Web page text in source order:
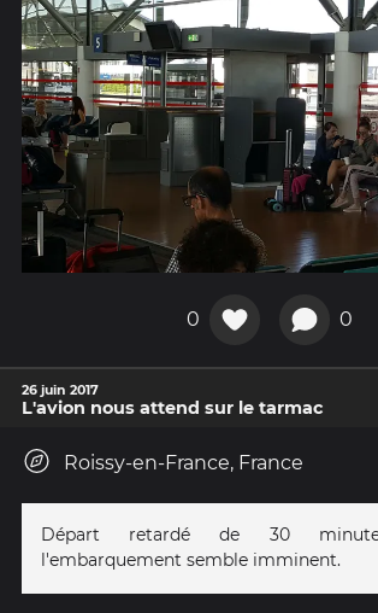
0 0
26 juin 2017
L'avion nous attend sur le tarmac
Roissy-en-France, France
Départ retardé de 30
l'embarquement semble imminent.